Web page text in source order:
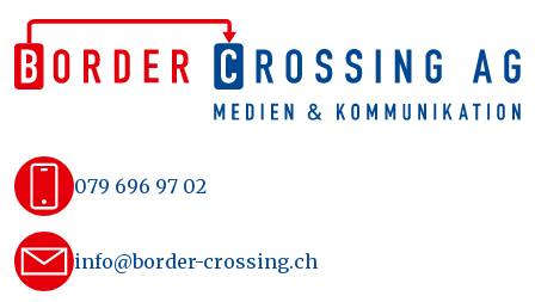
Skip
to
content
079 696 97 02
info@border-crossing.ch